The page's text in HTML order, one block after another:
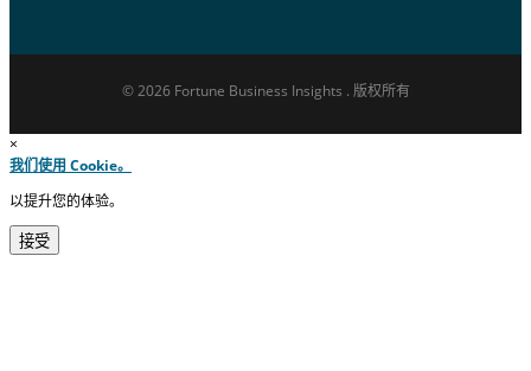
© 2026 Fortune Business Insights . 版权所有
×
我们使用 Cookie。
以提升您的体验。
接受